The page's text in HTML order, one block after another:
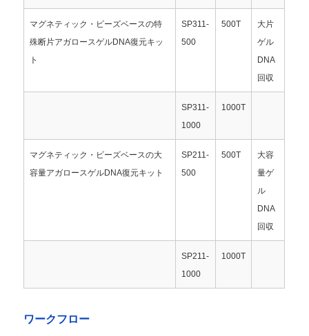
私たちについて
工場見学
お問い合わせ
見積もりを依頼する
磁石珠 核酸抽出
マグネティック・ビーズベースの特
殊断片アガロースゲルDNA復元キッ
ト
SP311-
500
500T
大片
ゲル
DNA
回収
SP311-
1000
1000T
マグネティック・ビーズベースの大
容量アガロースゲルDNA復元キット
SP211-
500
500T
大容
量ゲ
ル
DNA
回収
SP211-
1000
1000T
ワークフロー